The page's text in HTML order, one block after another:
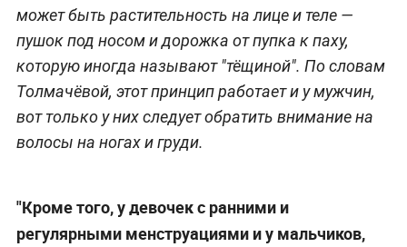
может быть растительность на лице и теле —
пушок под носом и дорожка от пупка к паху,
которую иногда называют "тёщиной". По словам
Толмачёвой, этот принцип работает и у мужчин,
вот только у них следует обратить внимание на
волосы на ногах и груди.
"Кроме того, у девочек с ранними и
регулярными менструациями и у мальчиков,